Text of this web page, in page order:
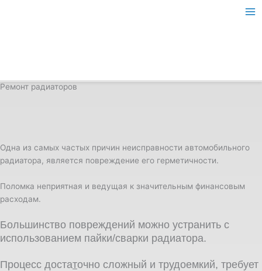
Ремонт радиаторов
Одна из самых частых причин неисправности автомобильного
радиатора, является повреждение его герметичности.
Поломка неприятная и ведущая к значительным финансовым
расходам.
Большинство повреждений можно устранить с
использованием пайки/сварки радиатора.
Процесс достаточно сложный и трудоемкий, требует